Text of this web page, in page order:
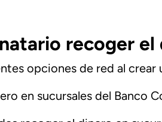
recoger el
opciones de red al crear
en sucursales del Banco